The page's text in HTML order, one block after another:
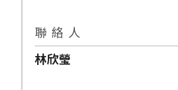
聯 絡 人
林欣瑩